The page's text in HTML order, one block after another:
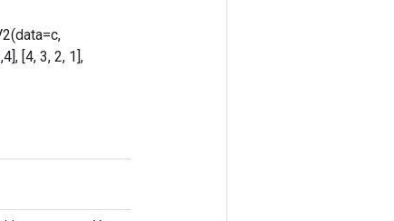
[4, 3, 2, 1],